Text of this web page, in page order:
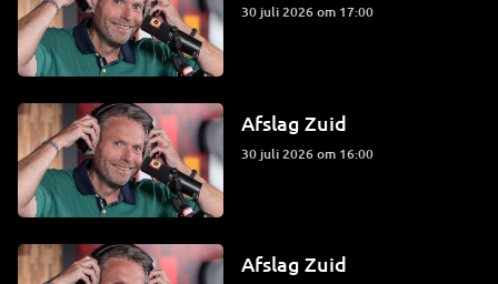
30 juli 2026 om 17:00
Afslag Zuid
30 juli 2026 om 16:00
Afslag Zuid